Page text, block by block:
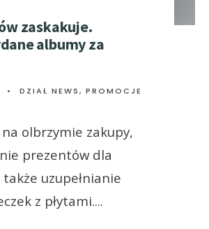
zaskakuje.
albumy za
• DZIAŁ NEWS, PROMOCJE
olbrzymie zakupy,
prezentów dla
uzupełnianie
z płytami....